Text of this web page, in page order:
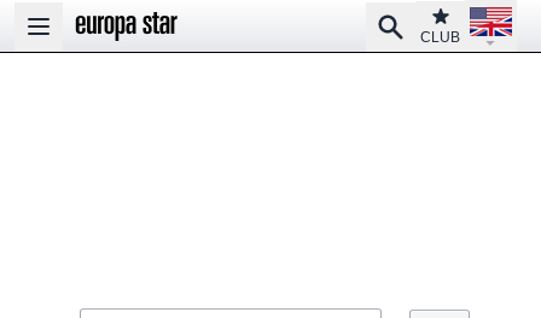
Open main menu
SearchClub
CLUB
Open